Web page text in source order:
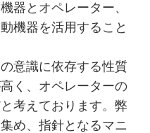
器とオペレーター、
機器を活用すること
意識に依存する性質
く、オペレーターの
考えております。弊
め、指針となるマニ